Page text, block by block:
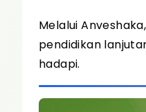
Melalui
pendidikan
hadapi.